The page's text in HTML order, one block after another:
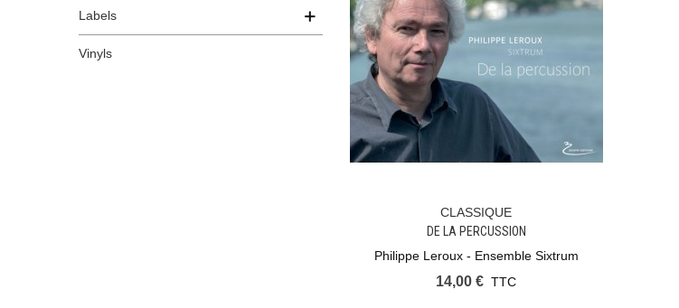
Labels
Vinyls
Ajouter Au Panier
CLASSIQUE
DE LA PERCUSSION
Philippe Leroux - Ensemble Sixtrum
14,00 € TTC